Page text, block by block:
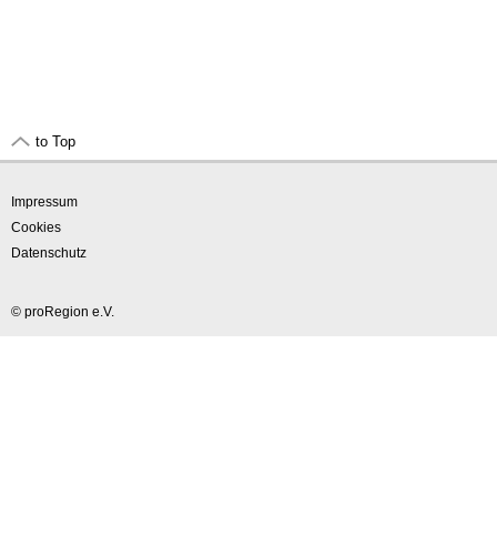
to Top
Impressum
Cookies
Datenschutz
© proRegion e.V.